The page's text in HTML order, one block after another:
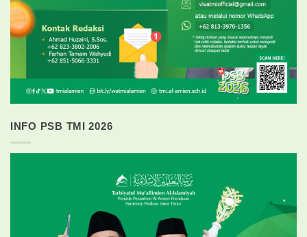
INFO PSB TMI 2026